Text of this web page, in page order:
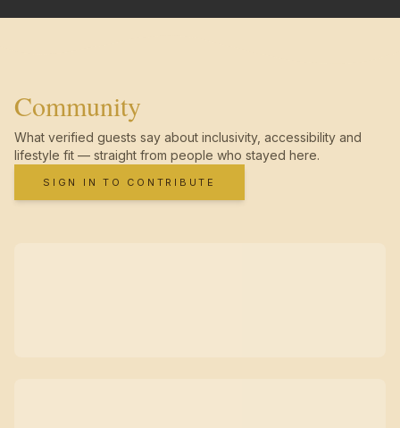
Community
What verified guests say about inclusivity, accessibility and
lifestyle fit — straight from people who stayed here.
SIGN IN TO CONTRIBUTE